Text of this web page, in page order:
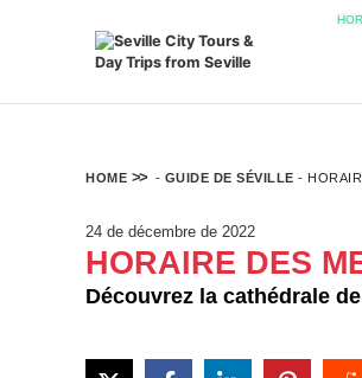
HOME - GUIDE DE SÉVILLE -
24 de décembre de 2022
HORAIRE DES
Découvrez la cathédrale